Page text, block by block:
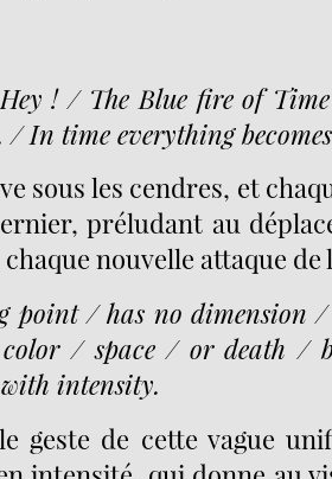
! / The Blue fire of
/ In time everything
sous les cendres, et
préludant au
chaque nouvelle attaque de
point / has no dimension
/ space / or death /
intensity.
geste de cette vague